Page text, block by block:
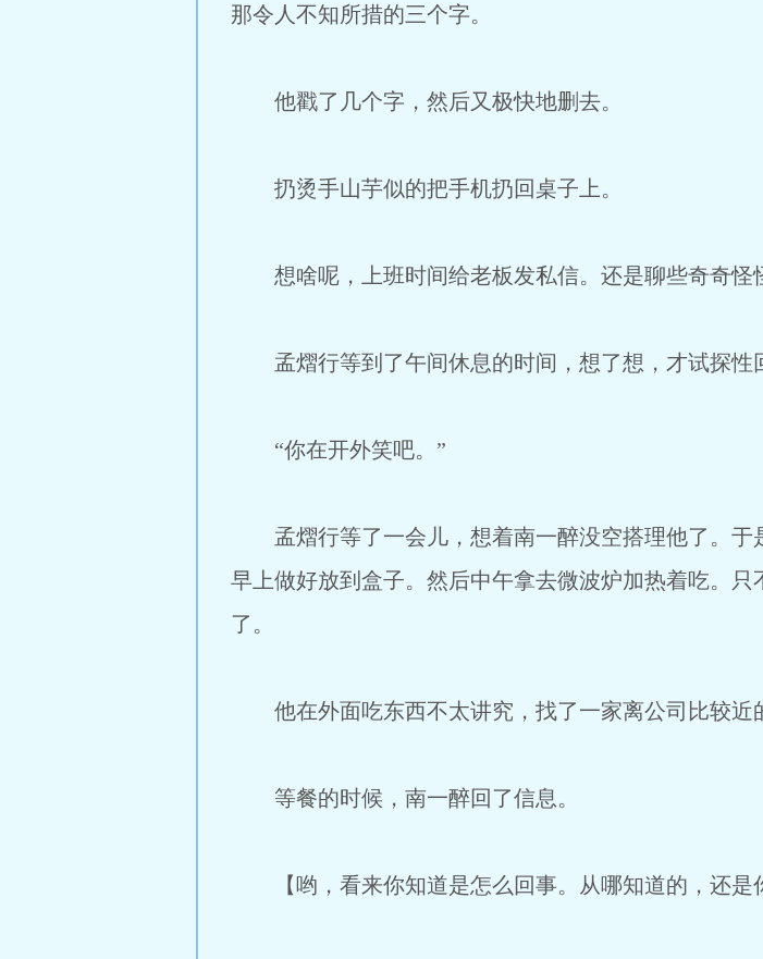
那令人不知所措的三个字。
他戳了几个字，然后又极快地删去。
扔烫手山芋似的把手机扔回桌子上。
想啥呢，上班时间给老板发私信。还是聊些奇奇怪
孟熠行等到了午间休息的时间，想了想，才试探性
“你在开外笑吧。”
孟熠行等了一会儿，想着南一醉没空搭理他了。于
早上做好放到盒子。然后中午拿去微波炉加热着吃。
了。
他在外面吃东西不太讲究，找了一家离公司比较近
等餐的时候，南一醉回了信息。
【哟，看来你知道是怎么回事。从哪知道的，还是